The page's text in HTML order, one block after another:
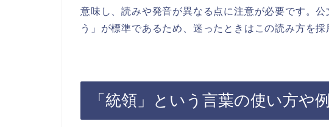
意味し、読みや発音が異なる点に注意が必要です。
う」が標準であるため、迷ったときはこの読み方を採
「統領」という言葉の使い方や